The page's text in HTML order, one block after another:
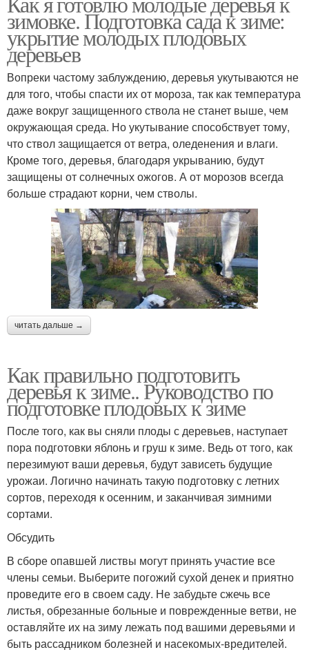
зимовке. Подготовка сада к зиме:
укрытие молодых плодовых
деревьев
Вопреки частому заблуждению, деревья укутываются не
для того, чтобы спасти их от мороза, так как температура
даже вокруг защищенного ствола не станет выше, чем
окружающая среда. Но укутывание способствует тому,
что ствол защищается от ветра, оледенения и влаги.
Кроме того, деревья, благодаря укрыванию, будут
защищены от солнечных ожогов. А от морозов всегда
больше страдают корни, чем стволы.
читать дальше →
Как правильно подготовить
деревья к зиме.. Руководство по
подготовке плодовых к зиме
После того, как вы сняли плоды с деревьев, наступает
пора подготовки яблонь и груш к зиме. Ведь от того, как
перезимуют ваши деревья, будут зависеть будущие
урожаи. Логично начинать такую подготовку с летних
сортов, переходя к осенним, и заканчивая зимними
сортами.
Обсудить
В сборе опавшей листвы могут принять участие все
члены семьи. Выберите погожий сухой денек и приятно
проведите его в своем саду. Не забудьте сжечь все
листья, обрезанные больные и поврежденные ветви, не
оставляйте их на зиму лежать под вашими деревьями и
быть рассадником болезней и насекомых-вредителей.